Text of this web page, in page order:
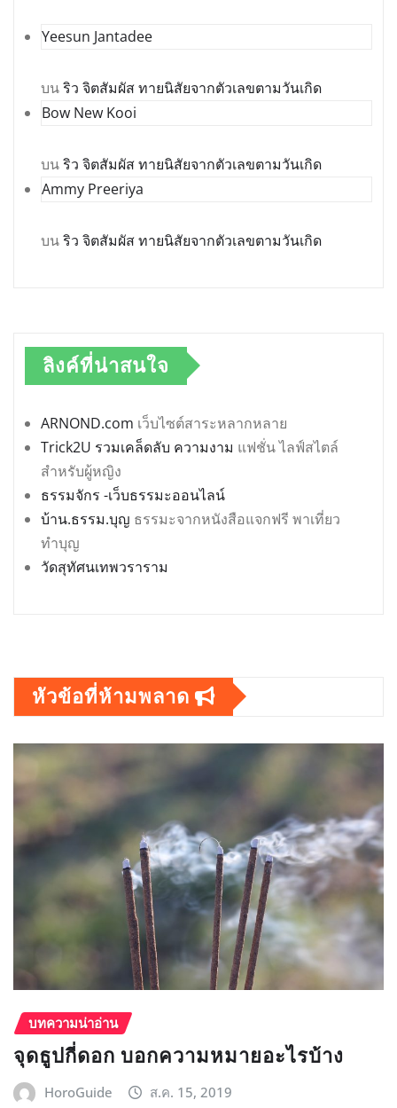
Yeesun Jantadee
บนริว จิตสัมผัส ทายนิสัยจากตัวเลขตามวันเกิด
Bow New Kooi
บนริว จิตสัมผัส ทายนิสัยจากตัวเลขตามวันเกิด
Ammy Preeriya
บนริว จิตสัมผัส ทายนิสัยจากตัวเลขตามวันเกิด
ลิงค์ที่น่าสนใจ
ARNOND.com เว็บไซต์สาระหลากหลาย
Trick2U รวมเคล็ดลับ ความงาม แฟชั่น ไลฟ์สไตล์
สำหรับผู้หญิง
ธรรมจักร -เว็บธรรมะออนไลน์
บ้าน.ธรรม.บุญ ธรรมะจากหนังสือแจกฟรี พาเที่ยว
ทำบุญ
วัดสุทัศนเทพวราราม
หัวข้อที่ห้ามพลาด
บทความน่าอ่าน
จุดธูปกี่ดอก บอกความหมายอะไรบ้าง
HoroGuide ส.ค. 15, 2019